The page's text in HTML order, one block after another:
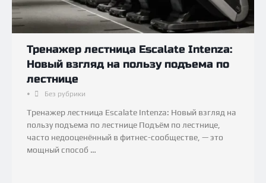
Тренажер лестница Escalate Intenza:
Новый взгляд на пользу подъема по
лестнице
• Без рубрики
Тренажер лестница Escalate Intenza: Новый взгляд на
пользу подъема по лестнице Подъём по лестнице,
часто недооценённый в фитнес-сообществе, — это
мощный способ …